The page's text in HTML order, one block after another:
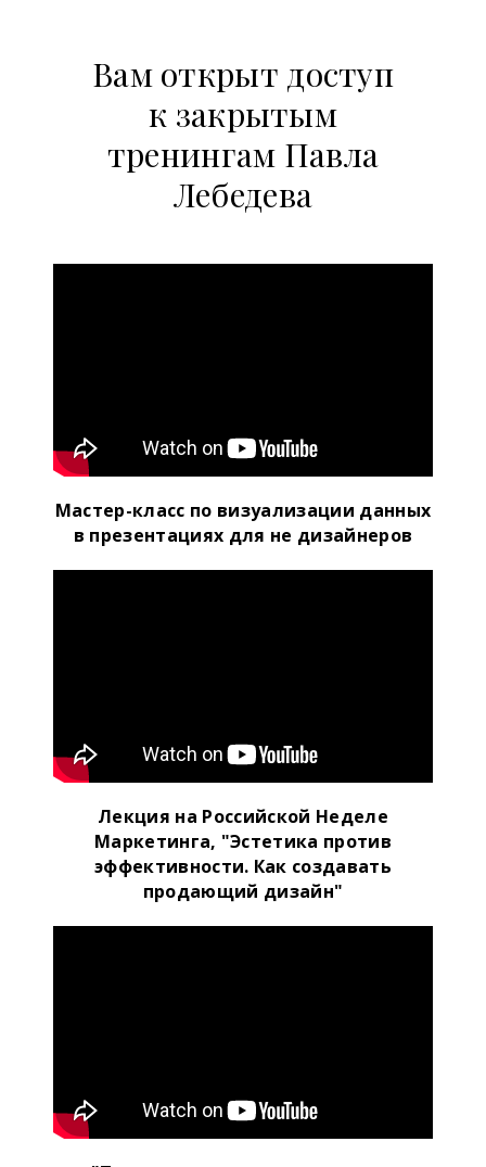
Вам открыт доступ
к закрытым
тренингам Павла
Лебедева
Мастер-класс по визуализации данных
в презентациях для не дизайнеров
Лекция на Российской Неделе
Маркетинга, "Эстетика против
эффективности. Как создавать
продающий дизайн"